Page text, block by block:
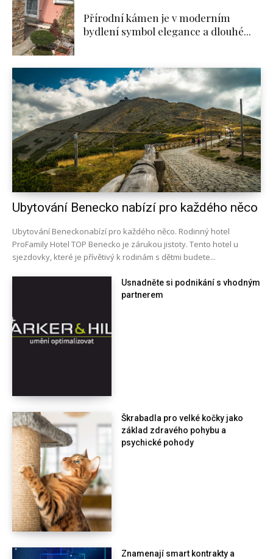
Přírodní kámen je v moderním
bydlení symbol elegance a dlouhé...
Ubytování Benecko nabízí pro každého něco
Ubytování Beneckonabízí pro každého něco. Rodinný hotel
ProFamily Hotel TOP Benecko je zárukou jistoty. Tento hotel u
sjezdovky, které je přívětivý k rodinám s dětmi budete...
Usnadněte si podnikání s vhodným
partnerem
Škrabadla pro velké kočky jako
základ zdravého pohybu a
psychické pohody
Znamenají smart kontrakty a